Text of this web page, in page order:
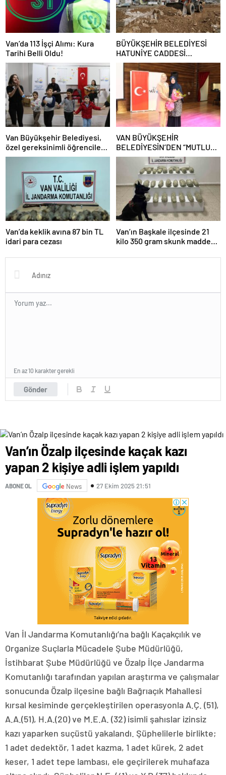
Van’da 113 İşçi Alımı: Kura
Tarihi Belli Oldu!
BÜYÜKŞEHİR BELEDİYESİ
HATUNİYE CADDESİ
BAĞLANTI YOLUNDA
ÇALIŞMALARINA BAŞLADI
Van Büyükşehir Belediyesi,
özel gereksinimli öğrencilere
ile akranlarına yönelik destek
VAN BÜYÜKŞEHİR
BELEDİYESİN’DEN “MUTLU
AİLE, MUTLU ÇOCUK”
KONFERANSI
Van’da keklik avına 87 bin TL
idari para cezası
Van’ın Başkale ilçesinde 21
kilo 350 gram skunk maddesi
Gönder
En az 10 karakter gerekli
Van’ın Özalp ilçesinde kaçak kazı
yapan 2 kişiye adli işlem yapıldı
ABONE OL News 27 Ekim 2025 21:51
Van İl Jandarma Komutanlığı’na bağlı Kaçakçılık ve
Organize Suçlarla Mücadele Şube Müdürlüğü,
İstihbarat Şube Müdürlüğü ve Özalp İlçe Jandarma
Komutanlığı tarafından yapılan araştırma ve çalışmalar
sonucunda Özalp ilçesine bağlı Bağrıaçık Mahallesi
kırsal kesiminde gerçekleştirilen operasyonla A.Ç. (51),
A.A.(51), H.A.(20) ve M.E.A. (32) isimli şahıslar izinsiz
kazı yaparken suçüstü yakalandı. Şüphelilerle birlikte;
1 adet dedektör, 1 adet kazma, 1 adet kürek, 2 adet
keser, 1 adet tepe lambası, ele geçirilerek muhafaza